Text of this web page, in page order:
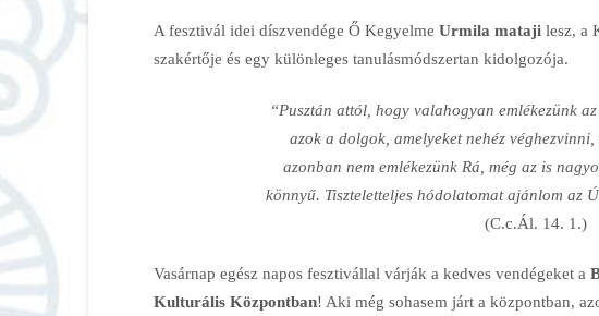
A fesztivál idei díszvendége Ő Kegyelme Urmila matajilesz, a
szakértője és egy különleges tanulásmódszertan kidolgozója.
“Pusztán attól, hogy valahogyan emlékezünk
azok a dolgok, amelyeket nehéz
azonban nem emlékezünk Rá, még az is
könnyű. Tiszteletteljes hódolatomat ajánlom az
(C.c.Ál. 14. 1.)
Vasárnap egész napos fesztivállal várják a kedves vendégeket a
Kulturális Központban! Aki még sohasem járt a központban,